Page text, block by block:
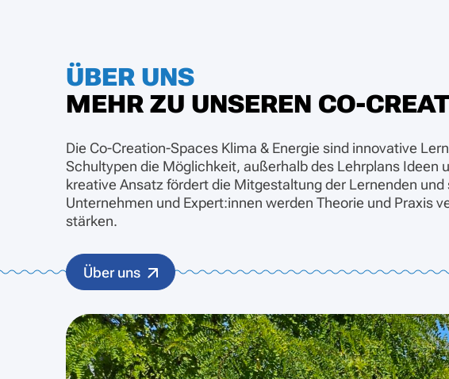
ÜBER UNS
MEHR ZU UNSEREN CO-
Die Co-Creation-Spaces Klima & Energie sind innovative
Schultypen die Möglichkeit, außerhalb des Lehrplans Ideen
kreative Ansatz fördert die Mitgestaltung der Lernenden
Unternehmen und Expert:innen werden Theorie und Praxis
stärken.
Über uns